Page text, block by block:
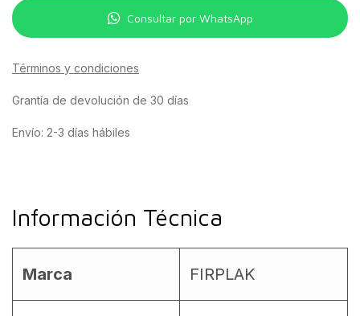
Consultar por WhatsApp
Términos y condiciones
Grantía de devolución de 30 días
Envío: 2-3 días hábiles
Información Técnica
Marca FIRPLAK